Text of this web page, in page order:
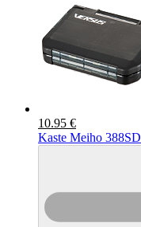
10.95 €
Kaste Meiho 388SD